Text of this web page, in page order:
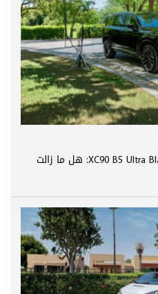
تجربة فولفو XC90 B5 Ultra Black Edition 2026: هل ما زالت